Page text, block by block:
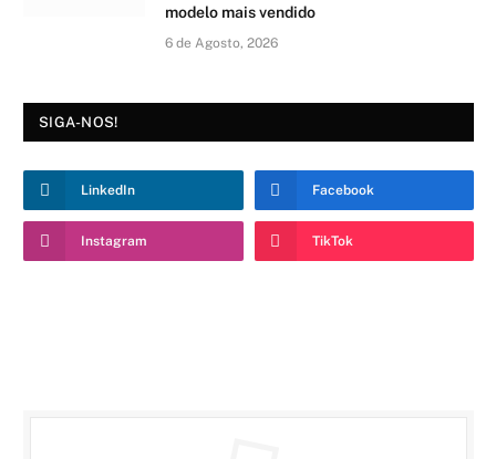
modelo mais vendido
6 de Agosto, 2026
SIGA-NOS!
LinkedIn Facebook
Instagram TikTok